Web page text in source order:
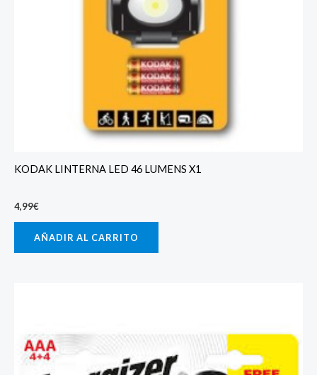
KODAK LINTERNA LED 46 LUMENS X1
4,99€
AÑADIR AL CARRITO